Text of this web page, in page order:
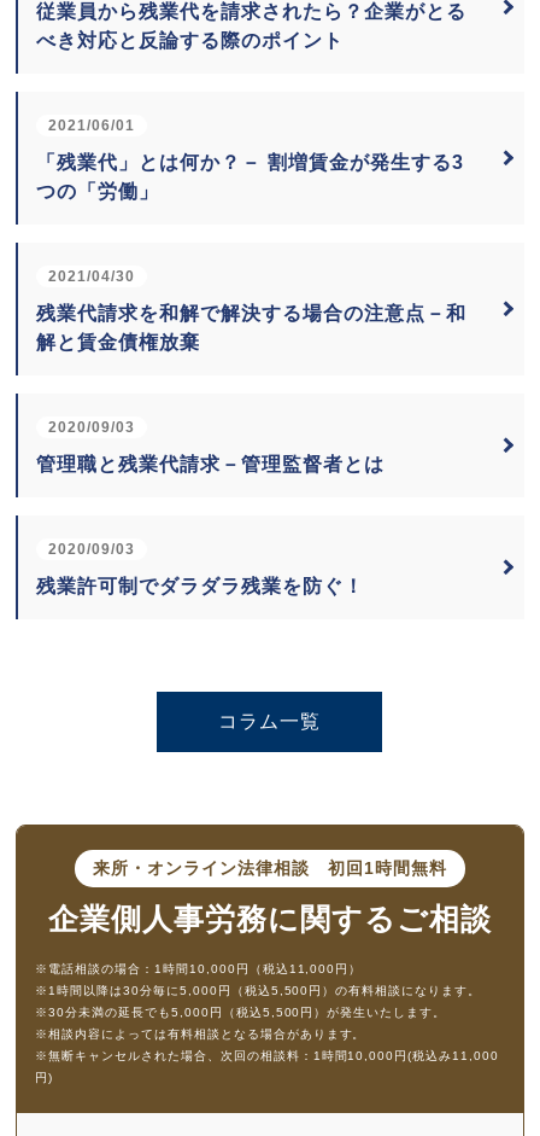
従業員から残業代を請求されたら？企業がとる
べき対応と反論する際のポイント
2021/06/01
「残業代」とは何か？－ 割増賃金が発生する3
つの「労働」
2021/04/30
残業代請求を和解で解決する場合の注意点－和
解と賃金債権放棄
2020/09/03
管理職と残業代請求－管理監督者とは
2020/09/03
残業許可制でダラダラ残業を防ぐ！
コラム一覧
来所・オンライン法律相談 初回1時間無料
企業側人事労務に 関するご相談
※電話相談の場合：1時間10,000円（税込11,000円）
※1時間以降は30分毎に5,000円（税込5,500円）の有料相談になります。
※30分未満の延長でも5,000円（税込5,500円）が発生いたします。
※相談内容によっては有料相談となる場合があります。
※無断キャンセルされた場合、次回の相談料：1時間10,000円(税込み11,000
円)